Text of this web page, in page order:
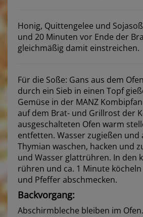
Honig, Quittengelee und
und 20 Minuten vor Ende der
gleichmäßig damit einstreichen.
Für die Soße: Gans aus dem
durch ein Sieb in einen Topf
Gemüse in der MANZ
auf dem Brat- und Grillrost der
ausgeschalteten Ofen warm
entfetten. Wasser zugießen und
Thymian waschen, hacken und
und Wasser glattrühren. In den
rühren und ca. 1 Minute köcheln
und Pfeffer abschmecken.
Backvorgang:
Abschirmbleche bleiben im